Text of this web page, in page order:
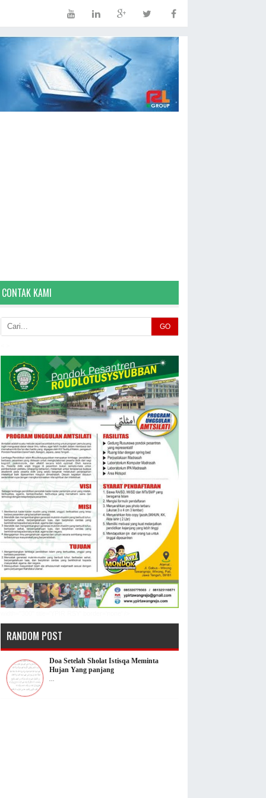
CONTAK KAMI
GO
RANDOM POST
Doa Setelah Sholat Istisqa Meminta
Hujan Yang panjang